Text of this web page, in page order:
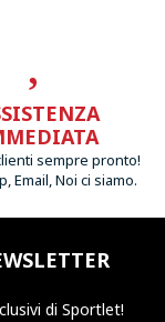
sempre pronto!
Email, Noi ci siamo.
di Sportlet!